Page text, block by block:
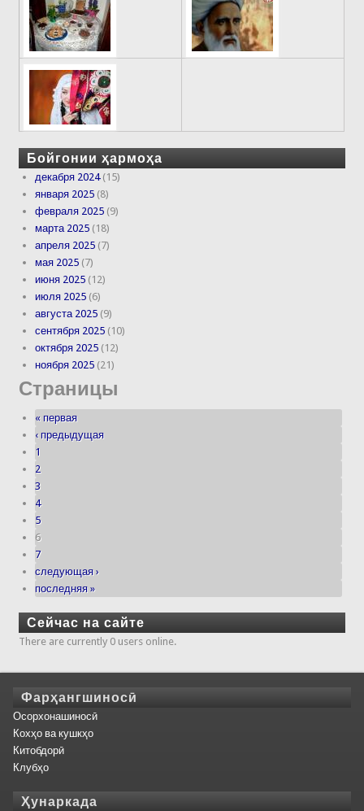
Бойгонии ҳармоҳа
декабря 2024(15)
января 2025 (8)
февраля 2025 (9)
марта 2025 (18)
апреля 2025 (7)
мая 2025 (7)
июня 2025 (12)
июля 2025 (6)
августа 2025 (9)
сентября 2025 (10)
октября 2025 (12)
ноября 2025 (21)
Страницы
« первая
‹ предыдущая
1
2
3
4
5
6
7
следующая ›
последняя »
Сейчас на сайте
There are currently 0 users online.
Фарҳангшиносӣ
Осорхонашиносӣ
Кохҳо ва кушкҳо
Китобдорӣ
Клубҳо
Ҳунаркада